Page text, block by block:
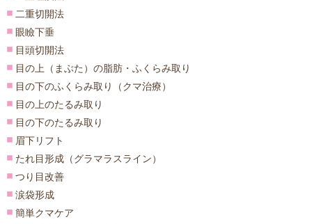
二重切開法
眼瞼下垂
目頭切開法
目の上（まぶた）の脂肪・ふくらみ取り
目の下のふくらみ取り（クマ治療）
目の上のたるみ取り
目の下のたるみ取り
眉下リフト
たれ目形成（グラマラスライン）
つり目改善
涙袋形成
簡単クマケア